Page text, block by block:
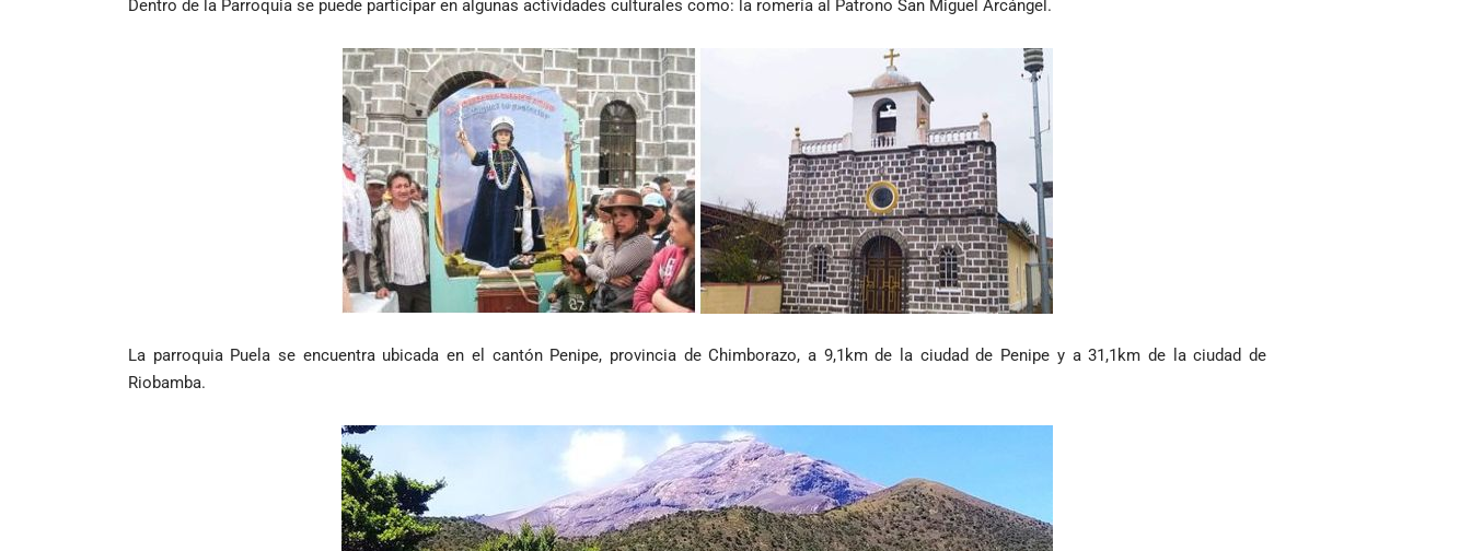
Dentro de la Parroquia se puede participar en algunas actividades culturales como: la romería al Patrono San Miguel Arcángel.
La parroquia Puela se encuentra ubicada en el cantón Penipe, provincia de Chimborazo, a 9,1km de la ciudad de Penipe y a 31,1km de la ciudad de
Riobamba.